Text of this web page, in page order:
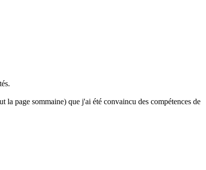
page sommaine) que j'ai été convaincu des compétences de